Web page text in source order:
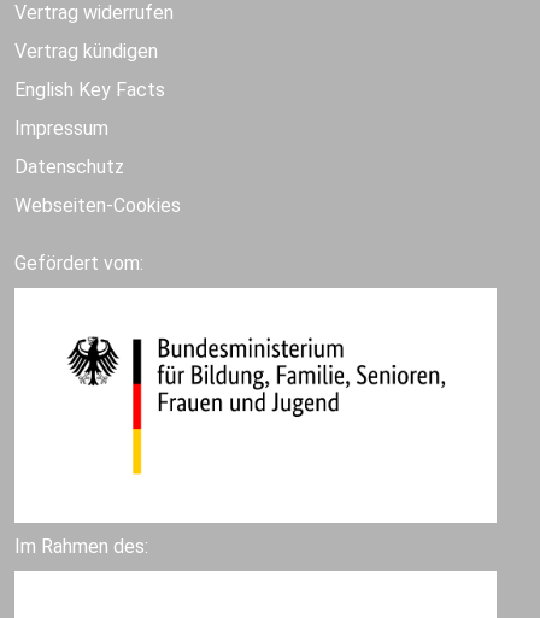
Vertrag widerrufen
Vertrag kündigen
English Key Facts
Impressum
Datenschutz
Webseiten-Cookies
Gefördert vom:
Im Rahmen des: